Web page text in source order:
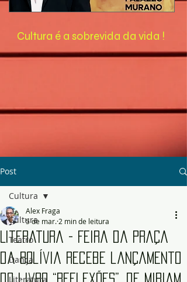
Cultura é a sobrevida da vida !
Post
Cultura
Teatro
Dança
Literatura
Cultura
Literatura - Feira da Praça
da Bolívia recebe lançamento
do livro “Reflexões”, de Miriam
Alex Fraga
5 de mar. 2 min de leitura